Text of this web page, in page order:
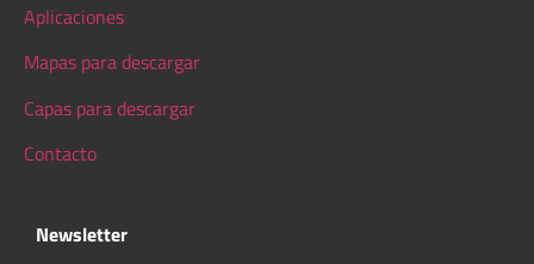
Aplicaciones
Mapas para descargar
Capas para descargar
Contacto
Newsletter